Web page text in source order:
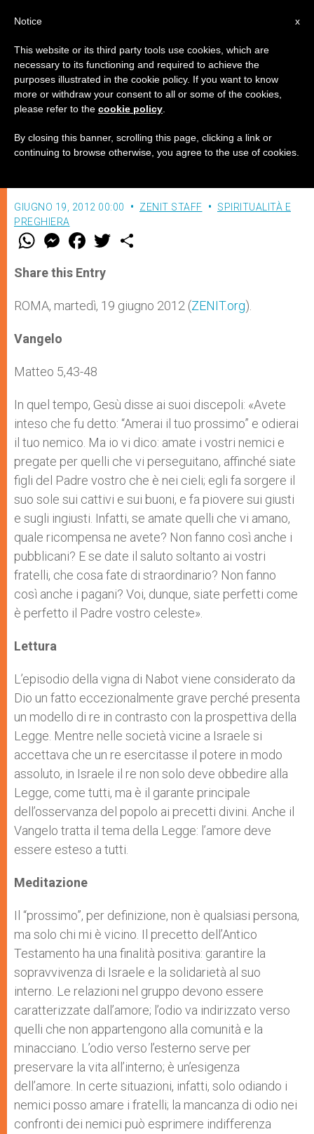
"Siate perfetti come il Padre"
Meditazione quotidiana sulla Parola di
GIUGNO 19, 2012 00:00 ZENIT STAFF
SPIRITUALITÀ E
PREGHIERA
W
t
s
p
p
M
e
s
e
g
e
F
a
e
b
o
k
w
r
Share this Entry
ROMA, martedì, 19 giugno 2012 (ZENIT.org).
Vangelo
Matteo 5,43-48
In quel tempo, Gesù disse ai suoi discepoli: «Avete
inteso che fu detto: “Amerai il tuo prossimo” e odierai
il tuo nemico. Ma io vi dico: amate i vostri nemici e
pregate per quelli che vi perseguitano, affinché siate
figli del Padre vostro che è nei cieli; egli fa sorgere il
suo sole sui cattivi e sui buoni, e fa piovere sui giusti
e sugli ingiusti. Infatti, se amate quelli che vi amano,
quale ricompensa ne avete? Non fanno così anche i
pubblicani? E se date il saluto soltanto ai vostri
fratelli, che cosa fate di straordinario? Non fanno
così anche i pagani? Voi, dunque, siate perfetti come
è perfetto il Padre vostro celeste».
Lettura
L’episodio della vigna di Nabot viene considerato da
Dio un fatto eccezionalmente grave perché presenta
un modello di re in contrasto con la prospettiva della
Legge. Mentre nelle società vicine a Israele si
accettava che un re esercitasse il potere in modo
assoluto, in Israele il re non solo deve obbedire alla
Legge, come tutti, ma è il garante principale
dell’osservanza del popolo ai precetti divini. Anche il
Vangelo tratta il tema della Legge: l’amore deve
essere esteso a tutti.
Meditazione
Il “prossimo”, per definizione, non è qualsiasi persona,
ma solo chi mi è vicino. Il precetto dell’Antico
Testamento ha una finalità positiva: garantire la
sopravvivenza di Israele e la solidarietà al suo
interno. Le relazioni nel gruppo devono essere
caratterizzate dall’amore; l’odio va indirizzato verso
quelli che non appartengono alla comunità e la
minacciano. L’odio verso l’esterno serve per
preservare la vita all’interno; è un’esigenza
dell’amore. In certe situazioni, infatti, solo odiando i
nemici posso amare i fratelli; la mancanza di odio nei
confronti dei nemici può esprimere indifferenza
x
Notice
This website or its third party tools use cookies, which are
necessary to its functioning and required to achieve the
purposes illustrated in the cookie policy. If you want to know
more or withdraw your consent to all or some of the cookies,
please refer to the cookie policy
By closing this banner, scrolling this page, clicking a link or
continuing to browse otherwise, you agree to the use of cookies.